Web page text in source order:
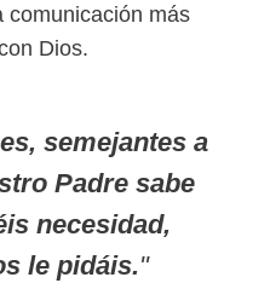
comunicación más
Dios.
semejantes a
Padre sabe
necesidad,
le pidáis."